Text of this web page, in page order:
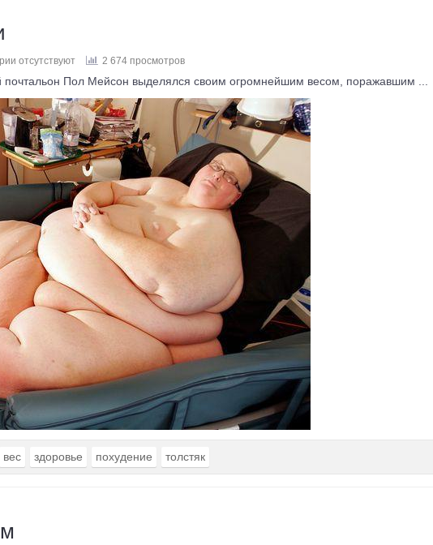
отсутствуют 2 674 просмотров
почтальон Пол Мейсон выделялся своим огромнейшим весом, поражавшим ...
вес здоровье похудение толстяк